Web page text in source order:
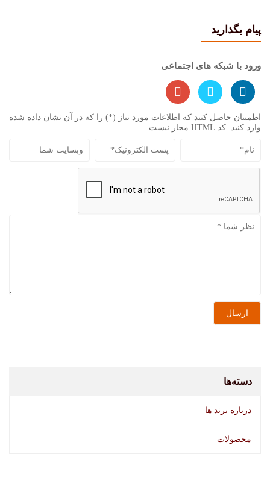
دسته‌ها
درباره برند ها
محصولات
پیام بگذارید
ورود با شبکه های اجتماعی
اطمینان حاصل کنید که اطلاعات مورد نیاز (*) را که در آن نشان داده شده
وارد کنید. کد HTML مجاز نیست